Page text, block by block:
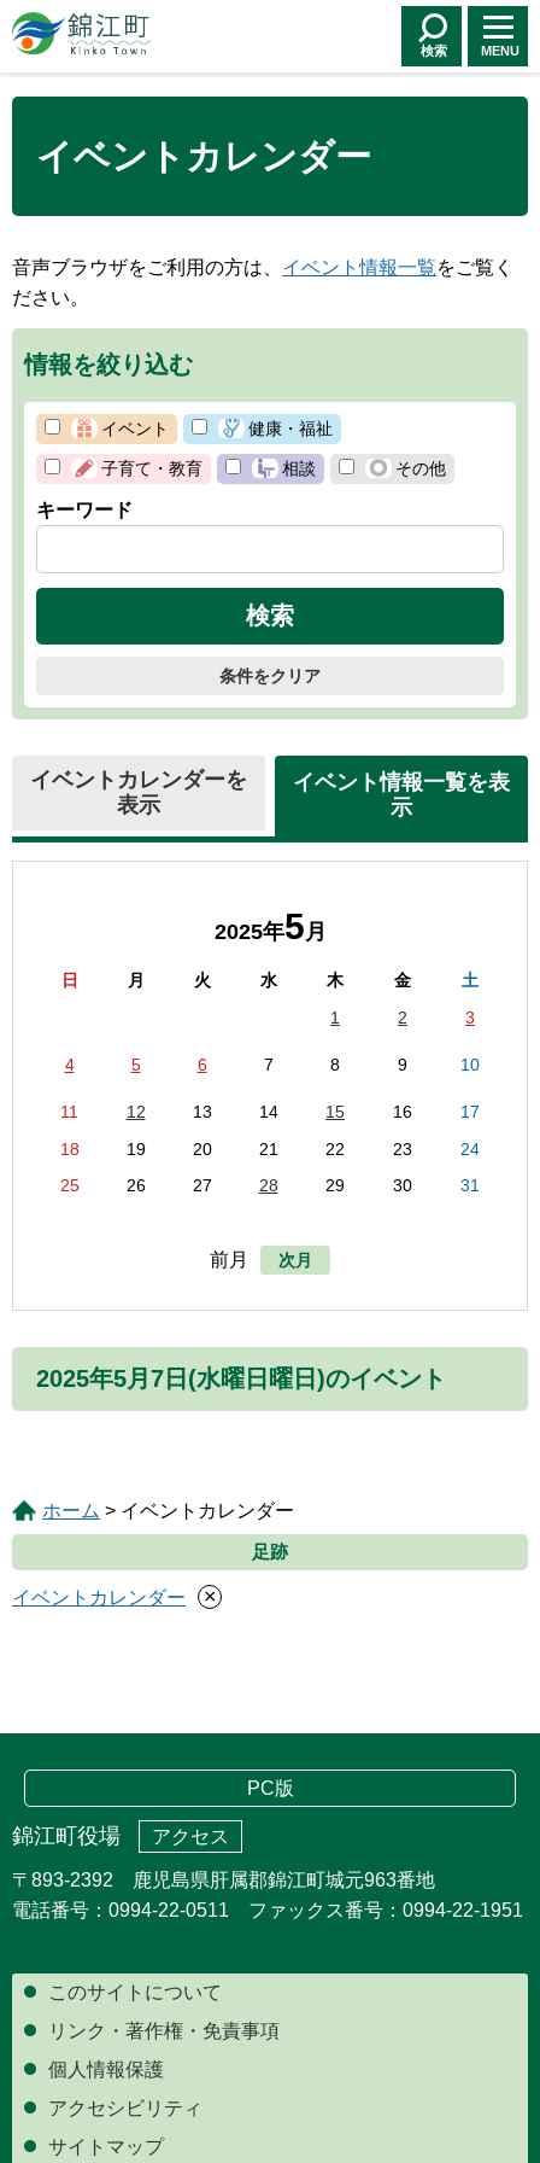
錦江町 Kinko
Town
検索 MENU
イベントカレンダー
音声ブラウザをご利用の方は、 イベント情報一覧をご覧く
ださい。
情報を絞り込む
イベント 健康・福祉
子育て・教育 相談 その他
キーワード
条件をクリア
イベントカレンダーを
表示
イベント情報一覧を表
示
2025年5月
日 月 火 水 木 金
土
1
2 3
4 5 6 7 8 9 10
11 12 13 14 15 16
17
18
19 20 21 22 23
24
25
26 27 28 29 30 31
前月 次月
2025年5月7日(水曜日曜日)のイベント
ホーム > イベントカレンダー
足跡
イベントカレンダー ×
PC版
錦江町役場 アクセス
〒893-2392 鹿児島県肝属郡錦江町城元963番地
電話番号：0994-22-0511 ファックス番号：0994-22-1951
このサイトについて
リンク・著作権・免責事項
個人情報保護
アクセシビリティ
サイトマップ